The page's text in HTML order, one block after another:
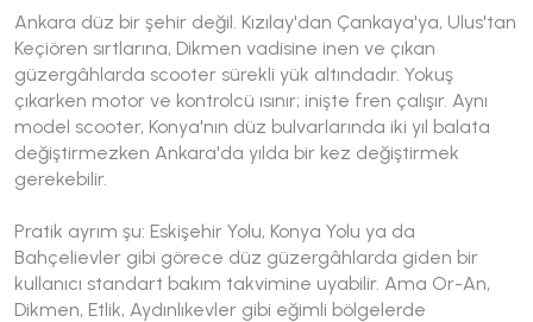
Ankara düz bir şehir değil. Kızılay'dan Çankaya'ya, Ulus'tan
Keçiören sırtlarına, Dikmen vadisine inen ve çıkan
güzergâhlarda scooter sürekli yük altındadır. Yokuş
çıkarken motor ve kontrolcü ısınır; inişte fren çalışır. Aynı
model scooter, Konya'nın düz bulvarlarında iki yıl balata
değiştirmezken Ankara'da yılda bir kez değiştirmek
gerekebilir.
Pratik ayrım şu: Eskişehir Yolu, Konya Yolu ya da
Bahçelievler gibi görece düz güzergâhlarda giden bir
kullanıcı standart bakım takvimine uyabilir. Ama Or-An,
Dikmen, Etlik, Aydınlıkevler gibi eğimli bölgelerde